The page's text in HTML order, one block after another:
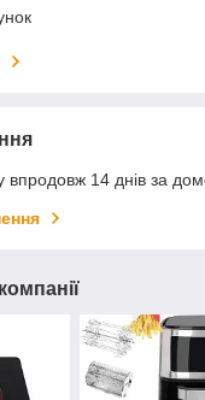
впродовж 14 днів за